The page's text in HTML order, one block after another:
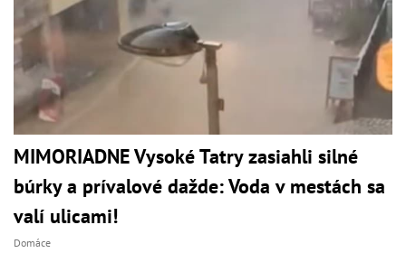
MIMORIADNE Vysoké Tatry zasiahli silné
búrky a prívalové dažde: Voda v mestách sa
valí ulicami!
Domáce